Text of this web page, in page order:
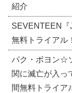
紹介
SEVENTEEN『
無料トライアル
パク・ボヨン☆
関に滅亡が入っ
間無料トライア